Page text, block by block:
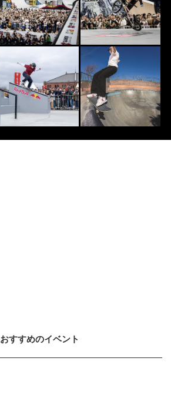
4の“エキシビジョンアクト”に！
2024.10.11
【スペシャルインタビュー】“ジェ
イソン・ウッドサイド”&“市東重
明”
2017.6.2
株式会社ウェブサポート
おすすめのイベント